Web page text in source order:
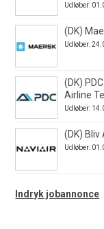
Udløber:
(DK)
Udløber:
(DK)
Airline
Udløber:
(DK)
Udløber:
Indryk jobannonce